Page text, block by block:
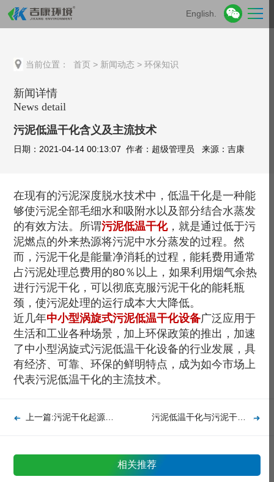
English.
当前位置： 首页 > 新闻动态 >环保知识
新闻详情
News detail
污泥低温干化含义及主流技术
日期：2021-04-14 00:13:07 作者：超级管理员 来源：吉康
在现有的污泥深度脱水技术中，低温干化是一种能
够使污泥全部毛细水和吸附水以及部分结合水蒸发
的有效方法。所谓污泥低温干化，就是通过低于污
泥燃点的外来热源将污泥中水分蒸发的过程。然
而，污泥干化是能量净消耗的过程，能耗费用通常
占污泥处理总费用的80％以上，如果利用烟气余热
进行污泥干化，可以彻底克服污泥干化的能耗瓶
颈，使污泥处理的运行成本大大降低。
近几年中小型涡旋式污泥低温干化设备广泛应用于
生活和工业各种场景，加上环保政策的推出，加速
了中小型涡旋式污泥低温干化设备的行业发展，具
有经济、可靠、环保的鲜明特点，成为如今市场上
代表污泥低温干化的主流技术。
相关推荐